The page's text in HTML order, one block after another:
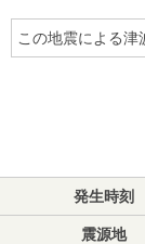
この地震による津
発生時刻
震源地